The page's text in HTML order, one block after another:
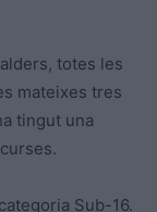
totes les
mateixes tres
tingut una
Sub-16.